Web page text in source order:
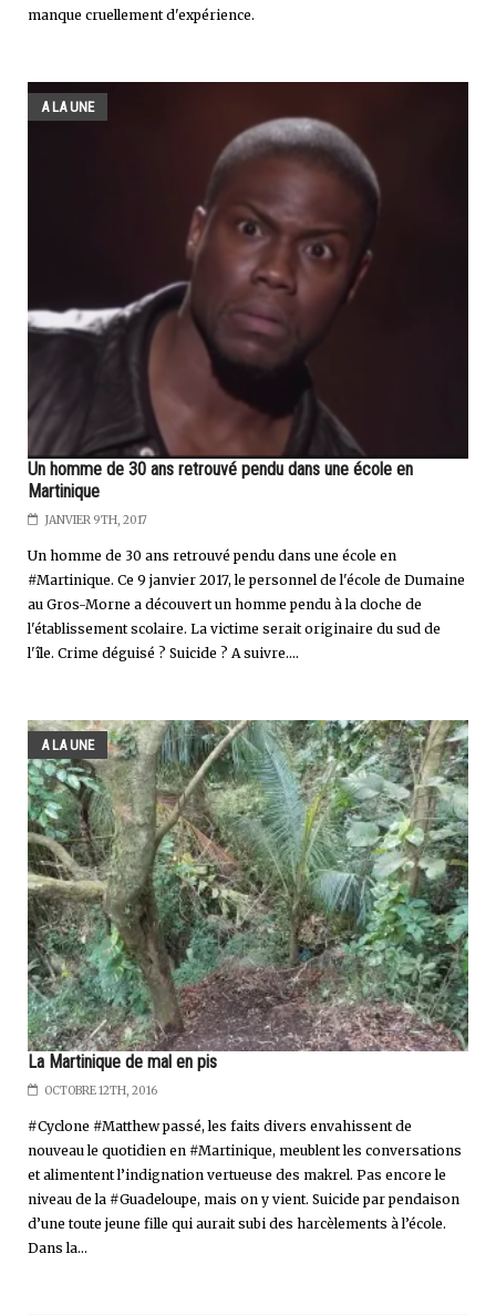
manque cruellement d'expérience.
A LA UNE
Un homme de 30 ans retrouvé pendu dans une école en
Martinique
JANVIER 9TH, 2017
Un homme de 30 ans retrouvé pendu dans une école en
#Martinique. Ce 9 janvier 2017, le personnel de l'école de Dumaine
au Gros-Morne a découvert un homme pendu à la cloche de
l'établissement scolaire. La victime serait originaire du sud de
l'île. Crime déguisé ? Suicide ? A suivre....
A LA UNE
La Martinique de mal en pis
OCTOBRE 12TH, 2016
#Cyclone #Matthew passé, les faits divers envahissent de
nouveau le quotidien en #Martinique, meublent les conversations
et alimentent l’indignation vertueuse des makrel. Pas encore le
niveau de la #Guadeloupe, mais on y vient. Suicide par pendaison
d’une toute jeune fille qui aurait subi des harcèlements à l’école.
Dans la...